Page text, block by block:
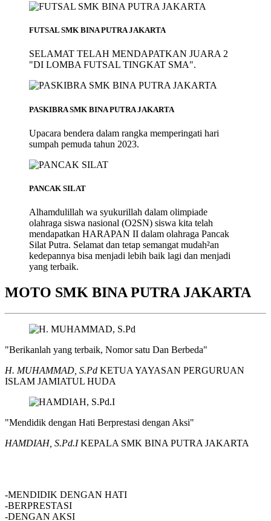
FUTSAL SMK BINA PUTRA JAKARTA
SELAMAT TELAH MENDAPATKAN JUARA 2
"DI LOMBA FUTSAL TINGKAT SMA".
PASKIBRA SMK BINA PUTRA JAKARTA
Upacara bendera dalam rangka memperingati hari
sumpah pemuda tahun 2023.
PANCAK SILAT
Alhamdulillah wa syukurillah dalam olimpiade
olahraga siswa nasional (O2SN) siswa kita telah
mendapatkan HARAPAN II dalam olahraga Pancak
Silat Putra. Selamat dan tetap semangat mudah²an
kedepannya bisa menjadi lebih baik lagi dan menjadi
yang terbaik.
MOTO SMK BINA PUTRA JAKARTA
"Berikanlah yang terbaik, Nomor satu Dan Berbeda"
H. MUHAMMAD, S.Pd KETUA YAYASAN PERGURUAN
ISLAM JAMIATUL HUDA
"Mendidik dengan Hati Berprestasi dengan Aksi"
HAMDIAH, S.Pd.IKEPALA SMK BINA PUTRA JAKARTA
-MENDIDIK DENGAN HATI
-BERPRESTASI
-DENGAN AKSI